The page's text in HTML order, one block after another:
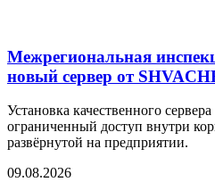
Межрегиональная
новый сервер от
Установка качественного
ограниченный доступ внутри
развёрнутой на предприятии.
09.08.2026